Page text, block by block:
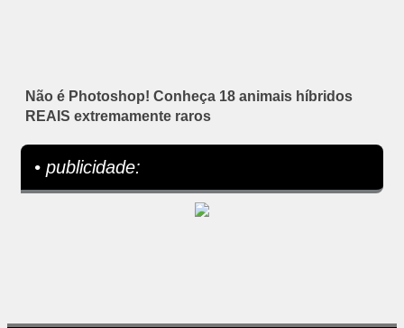
Não é Photoshop! Conheça 18 animais híbridos
REAIS extremamente raros
• publicidade: